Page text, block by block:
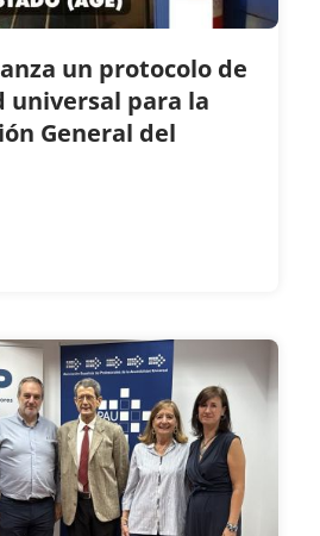
un protocolo de
universal para la
General del